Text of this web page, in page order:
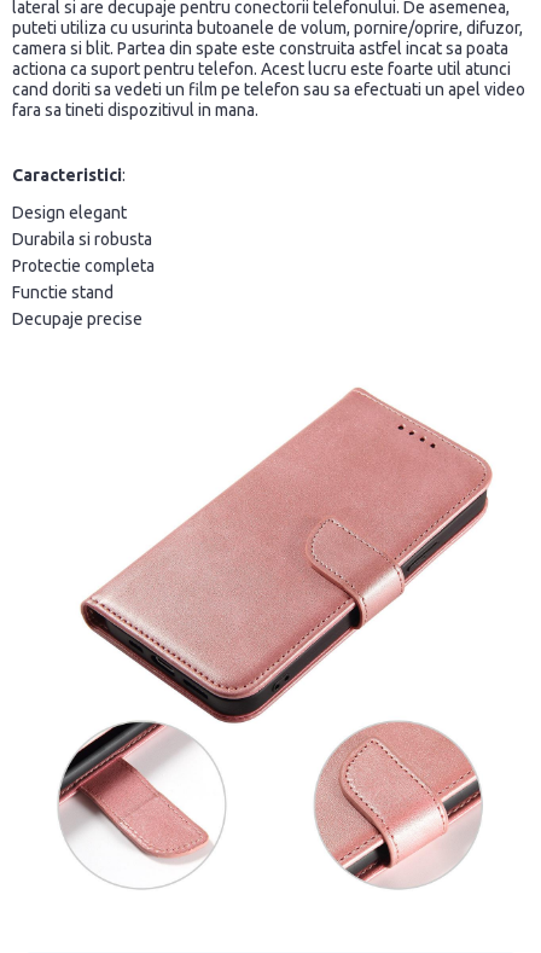
lateral si are decupaje pentru conectorii telefonului. De asemenea,
puteti utiliza cu usurinta butoanele de volum, pornire/oprire, difuzor,
camera si blit. Partea din spate este construita astfel incat sa poata
actiona ca suport pentru telefon. Acest lucru este foarte util atunci
cand doriti sa vedeti un film pe telefon sau sa efectuati un apel video
fara sa tineti dispozitivul in mana.
Caracteristici:
Design elegant
Durabila si robusta
Protectie completa
Functie stand
Decupaje precise